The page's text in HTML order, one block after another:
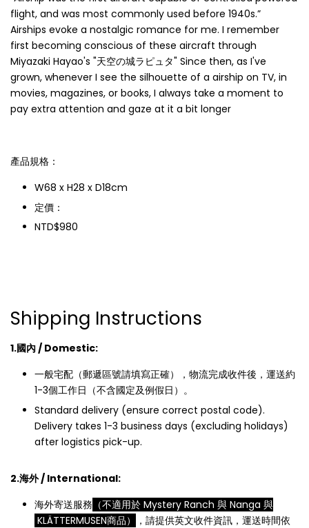
flight, and was most commonly used before 1940s.”
Airships evoke a nostalgic romance for me. I remember
first becoming conscious of these aircraft through
Miyazaki Hayao's "天空の城ラピュタ" Since then, as I've
grown, whenever I see the silhouette of a airship on TV, in
movies, magazines, or books, I always take a moment to
pay extra attention and gaze at it a bit longer
產品規格：
W68 x H28 x D18cm
定價：
NTD$980
Shipping Instructions
1.國內 / Domestic:
一般宅配（郵遞區號請填寫正確），物流完成收件後，運送約
1-3個工作日（不含國定及例假日）。
Standard delivery (ensure correct postal code).
Delivery takes 1-3 business days (excluding holidays)
after logistics pick-up.
2.海外 / International:
海外寄送服務 （不適用於 Mystery Ranch 與 Nanga 與
KLÄTTERMUSEN商品）
，請提供英文收件資訊，運送時間依